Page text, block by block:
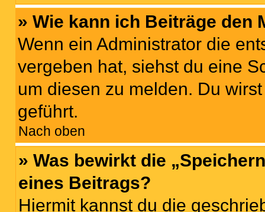
» Wie kann ich Beiträge den
Wenn ein Administrator die
vergeben hat, siehst du eine
um diesen zu melden. Du
geführt.
Nach oben
» Was bewirkt die
eines Beitrags?
Hiermit kannst du die